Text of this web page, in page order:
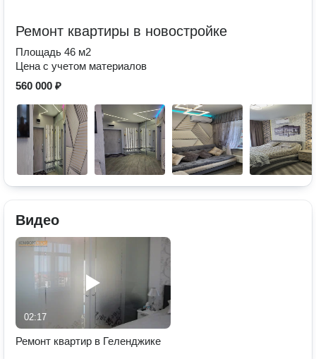
Ремонт квартиры в новостройке
Площадь 46 м2
Цена с учетом материалов
560 000 ₽
Видео
02:17
Ремонт квартир в Геленджике